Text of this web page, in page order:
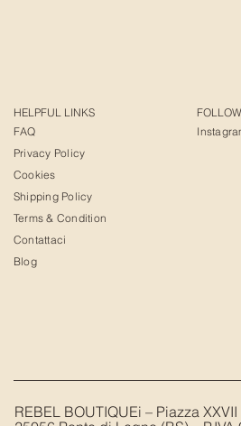
HELPFUL LINKS
FAQ
Privacy Policy
Cookies
Shipping Policy
Terms & Condition
Contattaci
Blog
REBEL BOUTIQUEi – Piazza